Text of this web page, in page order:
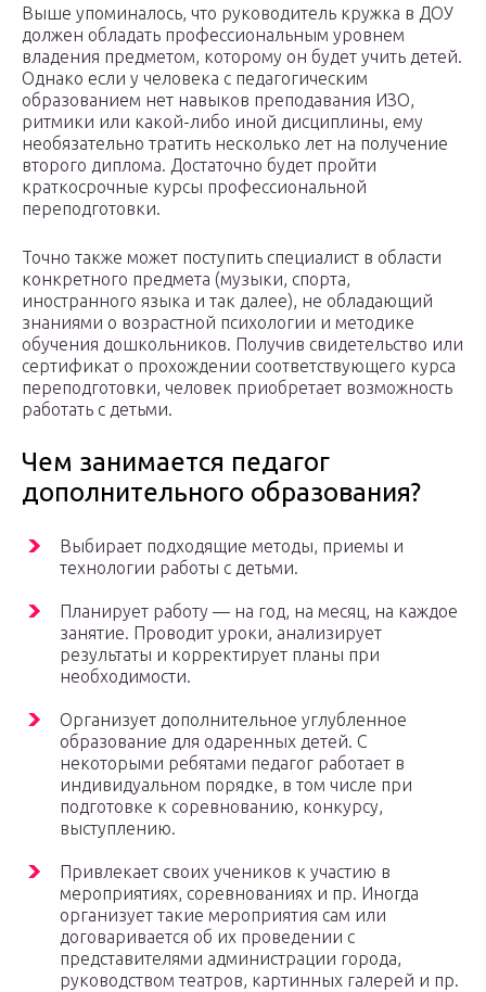
Выше упоминалось, что руководитель кружка в ДОУ
должен обладать профессиональным уровнем
владения предметом, которому он будет учить детей.
Однако если у человека с педагогическим
образованием нет навыков преподавания ИЗО,
ритмики или какой-либо иной дисциплины, ему
необязательно тратить несколько лет на получение
второго диплома. Достаточно будет пройти
краткосрочные курсы профессиональной
переподготовки.
Точно также может поступить специалист в области
конкретного предмета (музыки, спорта,
иностранного языка и так далее), не обладающий
знаниями о возрастной психологии и методике
обучения дошкольников. Получив свидетельство или
сертификат о прохождении соответствующего курса
переподготовки, человек приобретает возможность
работать с детьми.
Чем занимается педагог
дополнительного образования?
Выбирает подходящие методы, приемы и
технологии работы с детьми.
Планирует работу — на год, на месяц, на каждое
занятие. Проводит уроки, анализирует
результаты и корректирует планы при
необходимости.
Организует дополнительное углубленное
образование для одаренных детей. С
некоторыми ребятами педагог работает в
индивидуальном порядке, в том числе при
подготовке к соревнованию, конкурсу,
выступлению.
Привлекает своих учеников к участию в
мероприятиях, соревнованиях и пр. Иногда
организует такие мероприятия сам или
договаривается об их проведении с
представителями администрации города,
руководством театров, картинных галерей и пр.